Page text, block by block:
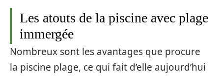
Les atouts de la piscine avec plage
immergée
Nombreux sont les avantages que procure
la piscine plage, ce qui fait d’elle aujourd’hui